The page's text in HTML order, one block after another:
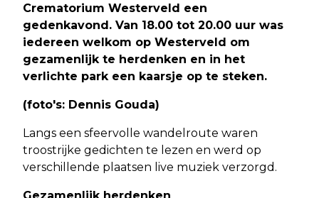
Crematorium Westerveld een
gedenkavond. Van 18.00 tot 20.00 uur was
iedereen welkom op Westerveld om
gezamenlijk te herdenken en in het
verlichte park een kaarsje op te steken.
(foto's: Dennis Gouda)
Langs een sfeervolle wandelroute waren
troostrijke gedichten te lezen en werd op
verschillende plaatsen live muziek verzorgd.
Gezamenlijk herdenken